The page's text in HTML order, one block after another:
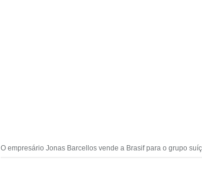
O empresário Jonas Barcellos vende a Brasif para o grupo